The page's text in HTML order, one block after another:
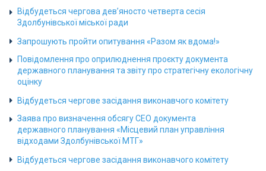
Відбудеться чергова дев’яносто четверта сесія
Здолбунівської міської ради
Запрошують пройти опитування «Разом як вдома!»
Повідомлення про оприлюднення проєкту документа
державного планування та звіту про стратегічну екологічну
оцінку
Відбудеться чергове засідання виконавчого комітету
Заява про визначення обсягу СЕО документа
державного планування «Місцевий план управління
відходами Здолбунівської МТГ»
Відбудеться чергове засідання виконавчого комітету